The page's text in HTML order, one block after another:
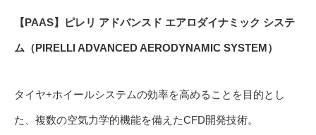
【PAAS】ピレリ アドバンスド エアロダイナミック システ
ム（PIRELLI ADVANCED AERODYNAMIC SYSTEM）
タイヤ+​ホイールシステムの効率を高めることを目的とし
た、複数の空気力学的機能を備えたCFD開発技術。